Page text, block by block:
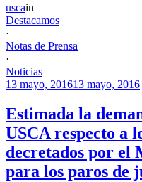
uscain
Destacamos
·
Notas de Prensa
·
Noticias
13 mayo, 201613 mayo, 2016
Estimada la
USCA respecto a
decretados por el
para los paros de